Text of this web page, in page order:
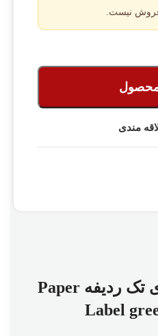
فروش نیست.
مندی
لیبل (برچسب) کاغذی تک ردیفه Paper
Label